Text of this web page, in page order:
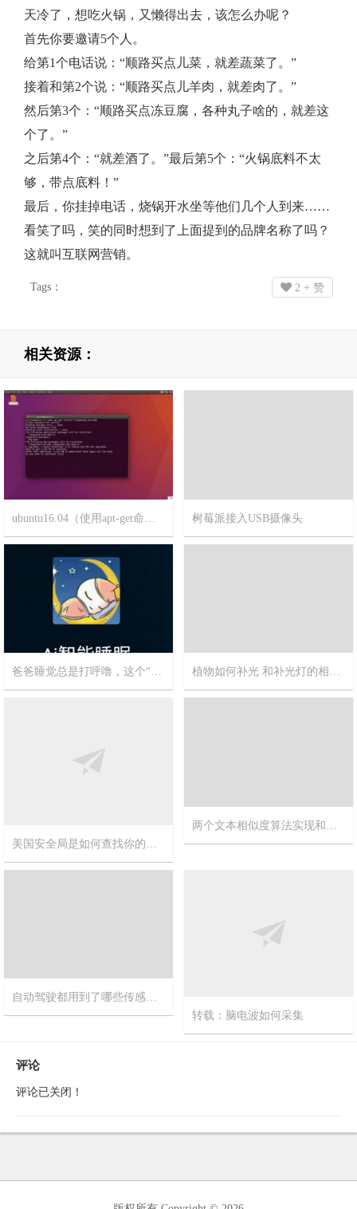
天冷了，想吃火锅，又懒得出去，该怎么办呢？
首先你要邀请5个人。
给第1个电话说：“顺路买点儿菜，就差蔬菜了。”
接着和第2个说：“顺路买点儿羊肉，就差肉了。”
然后第3个：“顺路买点冻豆腐，各种丸子啥的，就差这
个了。”
之后第4个：“就差酒了。”最后第5个：“火锅底料不太
够，带点底料！”
最后，你挂掉电话，烧锅开水坐等他们几个人到来……
看笑了吗，笑的同时想到了上面提到的品牌名称了吗？
这就叫互联网营销。
Tags： 2 + 赞
相关资源：
树莓派接入USB摄像头
爸爸睡觉总是打呼噜，这个“熊孩子”发明了睡眠辅助机器人 植物如何补光 和补光灯的相关信息
自动驾驶都用到了哪些传感器？窍门网告诉你这些关键传感器为自动驾驶提供支持
转载：脑电波如何采集
评论
评论已关闭！